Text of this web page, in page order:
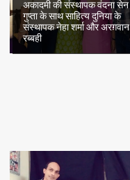
अकादमी की संस्थापक वंदना सेन
गुप्ता के साथ साहित्य दुनिया के
संस्थापक नेहा शर्मा और अरग़वान
रब्बही